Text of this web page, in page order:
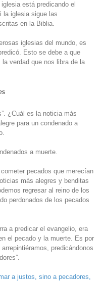
está predicando el
la iglesia sigue las
en la Biblia.
iglesias del mundo, es
Esto se debe a que
verdad que nos libra de la
¿Cuál es la noticia más
para un condenado a
a muerte.
pecados que merecían
más alegres y benditas
regresar al reino de los
perdonados de los pecados
a predicar el evangelio, era
el pecado y la muerte. Es por
predicándonos
a justos, sino a pecadores,